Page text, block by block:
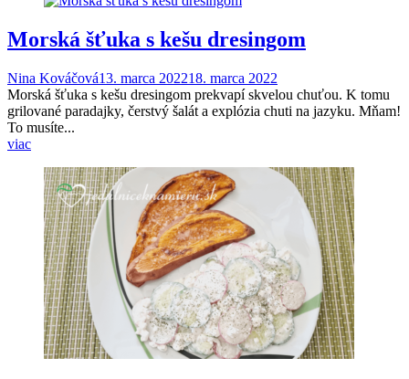
Morská šťuka s kešu dresingom
Nina Kováčová13. marca 202218. marca 2022
Morská šťuka s kešu dresingom prekvapí skvelou chuťou. K tomu
grilované paradajky, čerstvý šalát a explózia chuti na jazyku. Mňam!
To musíte...
viac